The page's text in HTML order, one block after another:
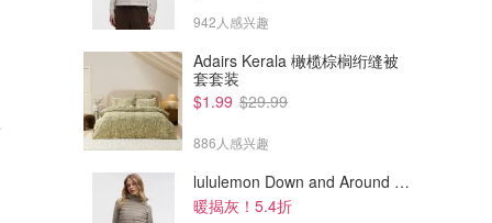
Lioness Sloane Jeans 牛仔裤
$435.00
层牛仔裤 男女同款
942人感兴趣
Adairs Kerala 橄榄棕榈绗缝被
套套装
$1.99 $29.99
886人感兴趣
lululemon Down and Around 羽绒夹克
暖揭灰！5.4折